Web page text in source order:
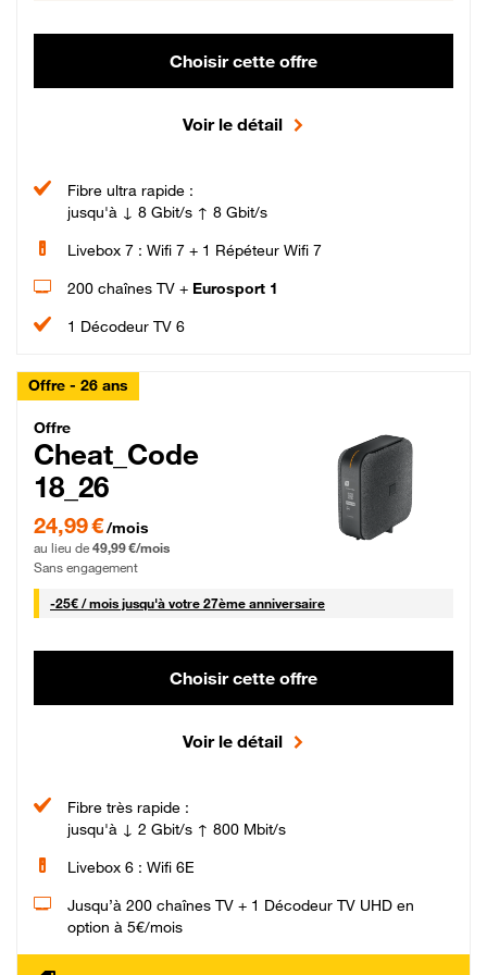
Choisir cette offre
Voir le détail
Fibre ultra rapide :
jusqu'à ↓ 8 Gbit/s ↑ 8 Gbit/s
Livebox 7 : Wifi 7 + 1 Répéteur Wifi 7
200 chaînes TV + Eurosport 1
1 Décodeur TV 6
Offre - 26 ans
Cheat_Code Fibre_18_26
Offre
Cheat_Code
18_26
24,99 € par mois pendant 0 mois puis 49,99 € par mois, Sans engagement
24,99 €/mois
au lieu de 49,99 €/mois
Sans engagement
-25€ / mois25 € par mois
jusqu'à votre 27ème anniversaire
Choisir cette offre
Voir le détail
Fibre très rapide :
jusqu'à ↓ 2 Gbit/s ↑ 800 Mbit/s
Livebox 6 : Wifi 6E
Jusqu’à 200 chaînes TV + 1 Décodeur TV UHD en
option à 5€/mois